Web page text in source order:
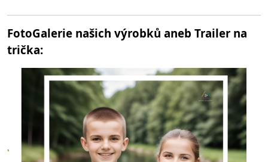
FotoGalerie našich výrobků aneb Trailer na
trička: